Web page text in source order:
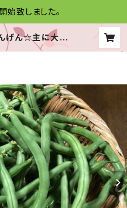
始致しました。
げん☆主に大き
３キロです！☆信